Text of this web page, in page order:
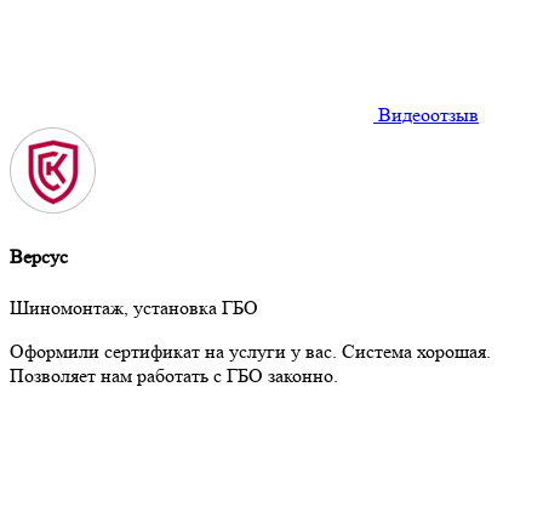
Видеоотзыв
Версус
Шиномонтаж, установка ГБО
Оформили сертификат на услуги у вас. Система хорошая.
Позволяет нам работать с ГБО законно.